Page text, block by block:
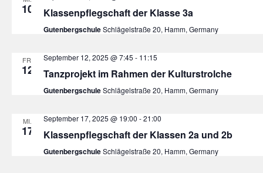
10 Klassenpflegschaft der Klasse 3a
GutenbergschuleSchlägelstraße 20, Hamm, Germany
FR.
12
September 12, 2025 @ 7:45 - 11:15
Tanzprojekt im Rahmen der Kulturstrolche
GutenbergschuleSchlägelstraße 20, Hamm, Germany
MI.
17
September 17, 2025 @ 19:00 -21:00
Klassenpflegschaft der Klassen 2a und 2b
GutenbergschuleSchlägelstraße 20, Hamm, Germany